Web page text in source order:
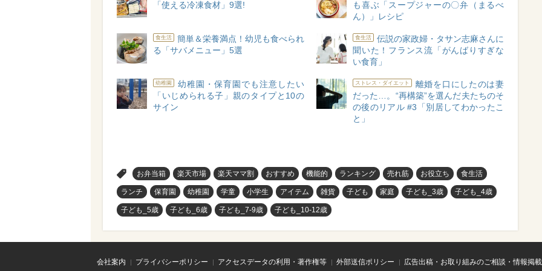
「使える冷凍食材」9選!
も喜ぶ「スープジャーの〇弁（まるべ
ん）」レシピ
食生活
簡単＆栄養満点！幼児も食べられ
る「サバメニュー」5選
食生活
伝説の家政婦・タサン志麻さんに
聞いた！フランス流「がんばりすぎな
い食育」
幼稚園
幼稚園・保育園でも注意したい
「いじめられる子」親のタイプと10の
サイン
ストレス・ダイエット
離婚を口にしたのは妻
だった…。“再構築”を選んだ夫たちのそ
の後のリアル #3「別居してわかったこ
と」
お弁当箱 楽天市場 楽天ママ割 おすすめ 機能的 ランキング 売れ筋 お役立ち 食生活
ランチ 保育園 幼稚園 学童 小学生 アイテム 雑貨 子ども 家庭 子ども_3歳 子ども_4歳
子ども_5歳 子ども_6歳 子ども_7-9歳 子ども_10-12歳
会社案内 プライバシーポリシー アクセスデータの利用・著作権等 外部送信ポリシー 広告出稿・お取り組みのご相談・情報掲